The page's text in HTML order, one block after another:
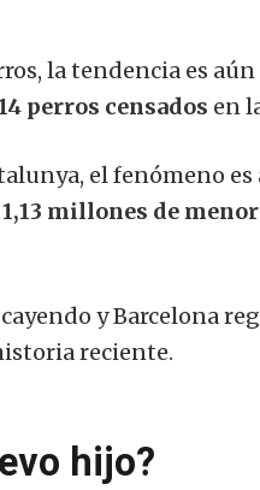
la tendencia es
perros censados ​​en
el fenómeno
millones de
y Barcelona
reciente.
hijo?